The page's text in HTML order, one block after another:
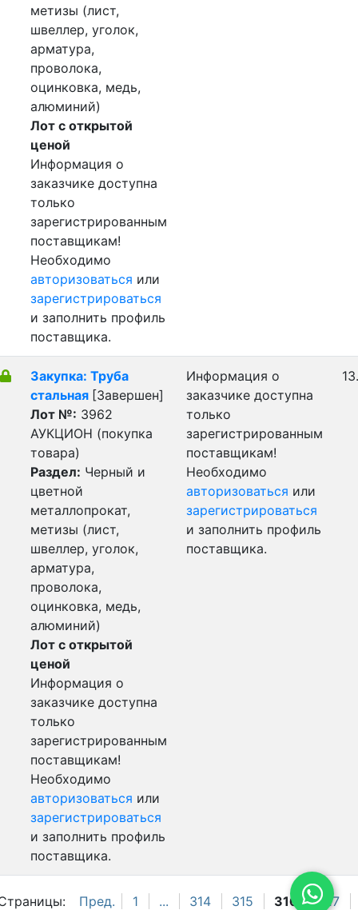
Пред. 1 ... 314 315 316 317
метизы (лист,
швеллер, уголок,
арматура,
проволока,
оцинковка, медь,
алюминий)
Лот с открытой
ценой
Информация о
заказчике доступна
только
зарегистрированным
поставщикам!
Необходимо
авторизоваться или
зарегистрироваться
и заполнить профиль
поставщика.
Закупка: Труба
стальная [Завершен]
Лот №: 3962
АУКЦИОН (покупка
товара)
Раздел: Черный и
цветной
металлопрокат,
метизы (лист,
швеллер, уголок,
арматура,
проволока,
оцинковка, медь,
алюминий)
Лот с открытой
ценой
Информация о
заказчике доступна
только
зарегистрированным
поставщикам!
Необходимо
авторизоваться или
зарегистрироваться
и заполнить профиль
поставщика.
Информация о
заказчике доступна
только
зарегистрированным
поставщикам!
Необходимо
авторизоваться или
зарегистрироваться
и заполнить профиль
поставщика.